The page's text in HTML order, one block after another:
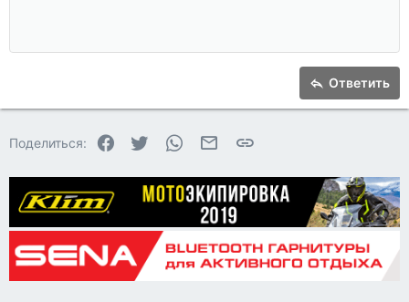
26
Trebuchet MS
Verdana
Заголовок 2
Ответить
Поделиться: Facebook
Twitter WhatsAppЭлектронная почта
Ссылка